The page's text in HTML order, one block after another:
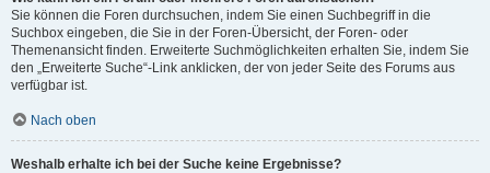
Sie können die Foren durchsuchen, indem Sie einen Suchbegriff in die
Suchbox eingeben, die Sie in der Foren-Übersicht, der Foren- oder
Themenansicht finden. Erweiterte Suchmöglichkeiten erhalten Sie, indem Sie
den „Erweiterte Suche“-Link anklicken, der von jeder Seite des Forums aus
verfügbar ist.
Nach oben
Weshalb erhalte ich bei der Suche keine Ergebnisse?